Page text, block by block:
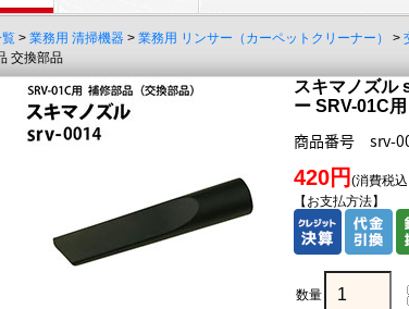
> 業務用 清掃機器 > 業務用 リンサー（カーペットクリーナー） >
交換部品
スキマノズル
ー SRV-01C
商品番号 srv-
420円 (消費税
【お支払方法】
数量